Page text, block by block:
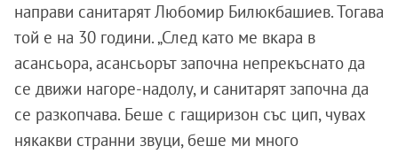
направи санитарят Любомир Билюкбашиев. Тогава
той е на 30 години. „След като ме вкара в
асансьора, асансьорът започна непрекъснато да
се движи нагоре-надолу, и санитарят започна да
се разкопчава. Беше с гащиризон със цип, чувах
някакви странни звуци, беше ми много